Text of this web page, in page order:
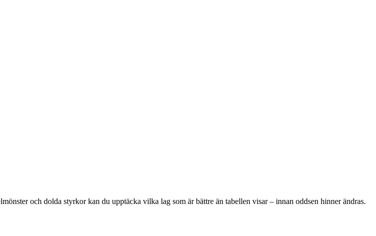
och dolda styrkor kan du upptäcka vilka lag som är bättre än tabellen visar – innan oddsen hinner ändras.